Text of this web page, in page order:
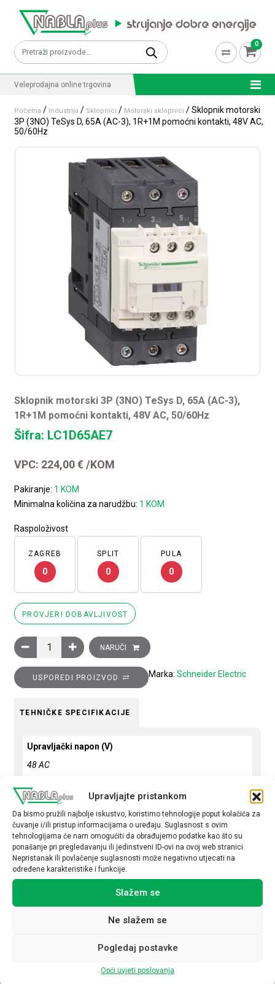
Upravljajte pristankom
Da bismo pružili najbolje iskustvo, koristimo tehnologije poput kolačića za
čuvanje i/ili pristup informacijama o uređaju. Suglasnost s ovim
tehnologijama će nam omogućiti da obrađujemo podatke kao što su
ponašanje pri pregledavanju ili jedinstveni ID-ovi na ovoj web stranici.
Nepristanak ili povlačenje suglasnosti može negativno utjecati na
određene karakteristike i funkcije.
Slažem se
Ne slažem se
Pogledaj postavke
Opći uvjeti poslovanja
Pretraži: 0
Veleprodajna online trgovina
Početna / Industrija / Sklopnici / Motorski sklopnici / Sklopnik motorski
3P (3NO) TeSys D, 65A (AC-3), 1R+1M pomoćni kontakti, 48V AC,
50/60Hz
Sklopnik motorski 3P (3NO) TeSys D, 65A (AC-3),
1R+1M pomoćni kontakti, 48V AC, 50/60Hz
Šifra: LC1D65AE7
VPC: 224,00€ /KOM
Pakiranje: 1 KOM
Minimalna količina za narudžbu: 1 KOM
Raspoloživost
ZAGREB
0
SPLIT
0
PULA
0
PROVJERI DOBAVLJIVOST
Sklopnik motorski 3P (3NO) TeSys D, 65A (AC-3), 1R+1M
NARUČI
USPOREDI PROIZVOD Marka: Schneider Electric
TEHNIČKE SPECIFIKACIJE
Upravljački napon (V)
48 AC
Snaga motora (kW)
30
Nazivna struja (A)
65
Broj kontakata sklopnika
Povezani proizvodi